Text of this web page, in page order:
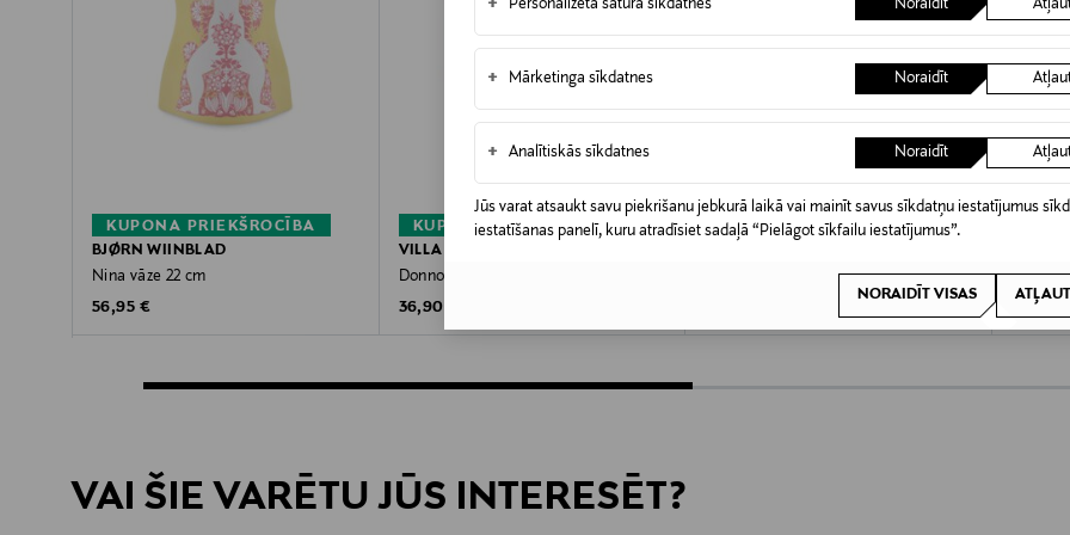
+ Personalizēta satura sīkdatnes Noraidīt
+ Mārketinga sīkdatnes Noraidīt
+ Analītiskās sīkdatnes Noraidīt
Jūs varat atsaukt savu piekrišanu jebkurā laikā vai mainīt savus sīkdatņu iestatījumus
iestatīšanas panelī, kuru atradīsiet sadaļā “Pielāgot sīkfailu iestatījumus”.
NORAIDĪT VISAS
KUPONA PRIEKŠROCĪBA
BJØRN WIINBLAD
Nina vāze 22 cm
Original Price
56,95 €
KUPONA PRIEKŠROCĪBA
VILLA STOCKMANN
Donno stikla vāze 17,5 cm
Original Price
36,90 €
KUPONA PRIEKŠROCĪBA
Solare Low vāze 22 x 20 cm
Peppi
Original
26,90 €
VAI ŠIE VARĒTU JŪS INTERESĒT?